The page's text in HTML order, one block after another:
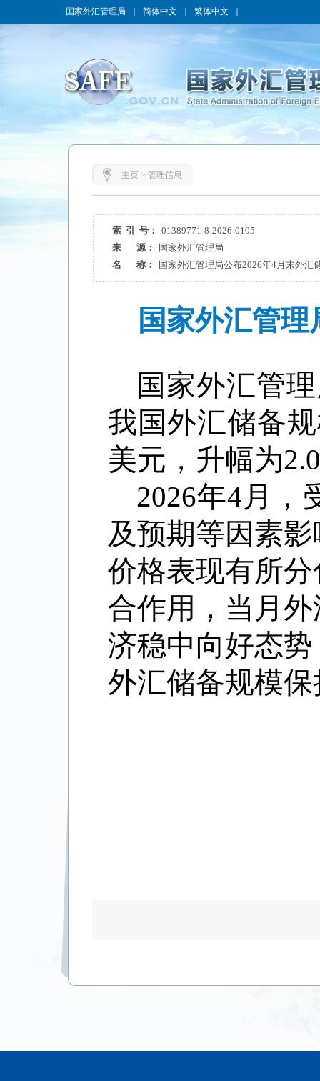
国家外汇管理局 简体中文 繁体中文
主页> 管理信息
索 引 号：
01389771-8-2026-0105
来 源：
国家外汇管理局
名 称：
国家外汇管理局公布2026年4月末外汇
国家外汇管
国家外汇管
我国外汇储备
美元，升幅为
2026年4月，
及预期等因素
价格表现有所
合作用，当月
济稳中向好态
外汇储备规模